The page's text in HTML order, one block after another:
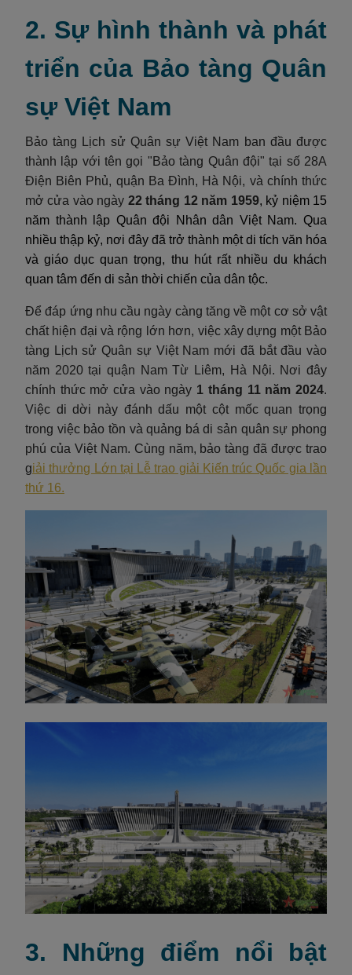
2. Sự hình thành và phát
triển của Bảo tàng Quân
sự Việt Nam
Bảo tàng Lịch sử Quân sự Việt Nam ban đầu được
thành lập với tên gọi "Bảo tàng Quân đội" tại số 28A
Điện Biên Phủ, quận Ba Đình, Hà Nội, và chính thức
mở cửa vào ngày 22 tháng 12 năm 1959, kỷ niệm 15
năm thành lập Quân đội Nhân dân Việt Nam. Qua
nhiều thập kỷ, nơi đây đã trở thành một di tích văn hóa
và giáo dục quan trọng, thu hút rất nhiều du khách
quan tâm đến di sản thời chiến của dân tộc.
Để đáp ứng nhu cầu ngày càng tăng về một cơ sở vật
chất hiện đại và rộng lớn hơn, việc xây dựng một Bảo
tàng Lịch sử Quân sự Việt Nam mới đã bắt đầu vào
năm 2020 tại quận Nam Từ Liêm, Hà Nội. Nơi đây
chính thức mở cửa vào ngày 1 tháng 11 năm 2024.
Việc di dời này đánh dấu một cột mốc quan trọng
trong việc bảo tồn và quảng bá di sản quân sự phong
phú của Việt Nam. Cùng năm, bảo tàng đã được trao
giải thưởng Lớn tại Lễ trao giải Kiến trúc Quốc gia lần
thứ 16.
3. Những điểm nổi bật